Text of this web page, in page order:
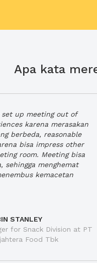
Apa kata
set up meeting out of
karena merasakan
berbeda, reasonable
bisa impress other
room. Meeting bisa
sehingga menghemat
kemacetan
STANLEY
for Snack Division at PT
Food Tbk